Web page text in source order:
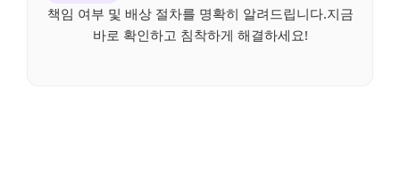
책임 여부 및 배상 절차를 명확히 알려드립니다.지금
바로 확인하고 침착하게 해결하세요!